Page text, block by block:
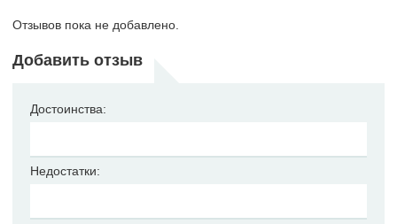
Отзывов пока не добавлено.
Добавить отзыв
Достоинства:
Недостатки: